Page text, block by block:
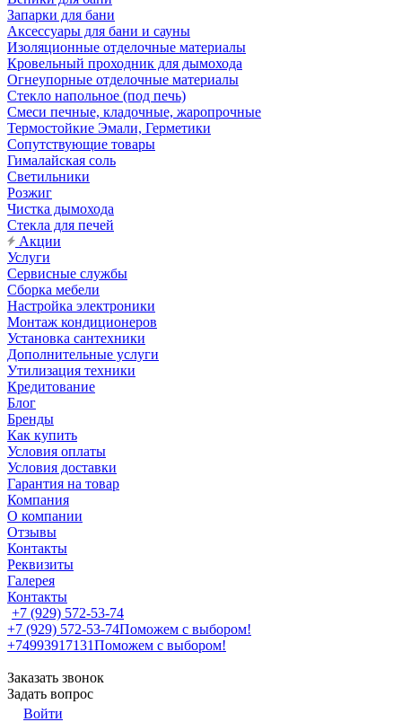
Запарки для бани
Аксессуары для бани и сауны
Изоляционные отделочные материалы
Кровельный проходник для дымохода
Огнеупорные отделочные материалы
Стекло напольное (под печь)
Смеси печные, кладочные, жаропрочные
Термостойкие Эмали, Герметики
Сопутствующие товары
Гималайская соль
Светильники
Розжиг
Чистка дымохода
Стекла для печей
Акции
Услуги
Сервисные службы
Сборка мебели
Настройка электроники
Монтаж кондиционеров
Установка сантехники
Дополнительные услуги
Утилизация техники
Кредитование
Блог
Бренды
Как купить
Условия оплаты
Условия доставки
Гарантия на товар
Компания
О компании
Отзывы
Контакты
Реквизиты
Галерея
Контакты
+7 (929) 572-53-74
+7 (929) 572-53-74Поможем с выбором!
+74993917131Поможем с выбором!
Заказать звонок
Задать вопрос
Войти